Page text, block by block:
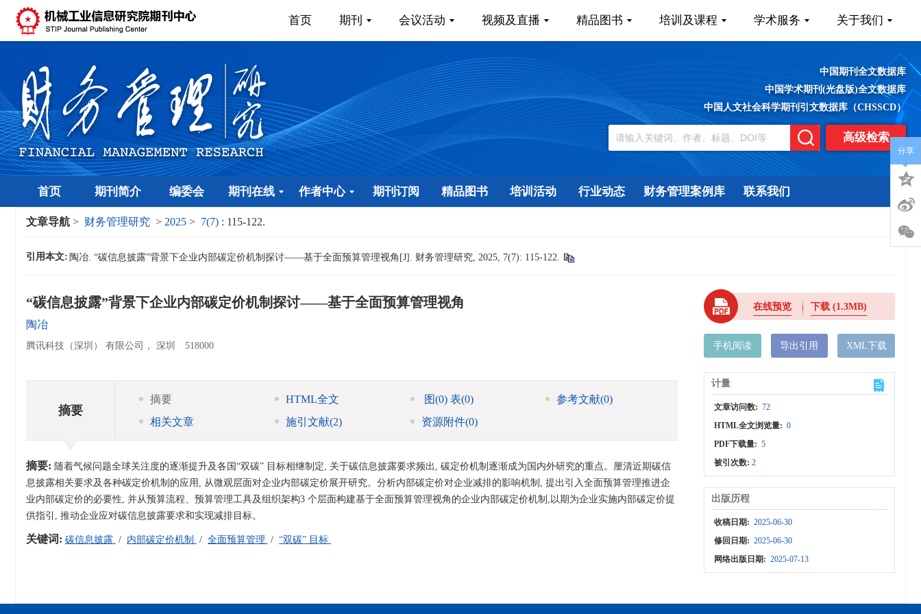
首页 期刊 会议活动 视频及直播 精品图书 培训及课程 学术服务 关于我们
中国期刊全文数据库
中国学术期刊(光盘版)全文数据库
中国人文社会科学期刊引文数据库（CHSSCD）
高级检索
首页 期刊简介 编委会 期刊在线 作者中心 期刊订阅 精品图书 培训活动 行业动态 财务管理案例库 联系我们
文章导航 > 财务管理研究 > 2025 > 7(7) : 115-122.
引用本文: 陶冶. “碳信息披露”背景下企业内部碳定价机制探讨——基于全面预算管理视角[J]. 财务管理研究, 2025, 7(7): 115-122.
“碳信息披露”背景下企业内部碳定价机制探讨——基于全面预算管理视角
陶冶
腾讯科技（深圳） 有限公司， 深圳 518000
摘要
摘要 HTML全文 图(0)表(0) 参考文献(0)
相关文章
施引文献(2) 资源附件(0)
摘要: 随着气候问题全球关注度的逐渐提升及各国“双碳” 目标相继制定, 关于碳信息披露要求频出, 碳定价机制逐渐成为国内外研究的重点。厘清近期碳信
息披露相关要求及各种碳定价机制的应用, 从微观层面对企业内部碳定价展开研究。分析内部碳定价对企业减排的影响机制, 提出引入全面预算管理推进企
业内部碳定价的必要性, 并从预算流程、预算管理工具及组织架构3 个层面构建基于全面预算管理视角的企业内部碳定价机制,以期为企业实施内部碳定价提
供指引, 推动企业应对碳信息披露要求和实现减排目标。
关键词: 碳信息披露 / 内部碳定价机制 / 全面预算管理 / “双碳” 目标
在线预览 下载(1.3MB)
手机阅读 导出引用 XML下载
计量
文章访问数: 72
HTML全文浏览量: 0
PDF下载量: 5
被引次数:2
出版历程
收稿日期: 2025-06-30
修回日期: 2025-06-30
网络出版日期: 2025-07-13
分享